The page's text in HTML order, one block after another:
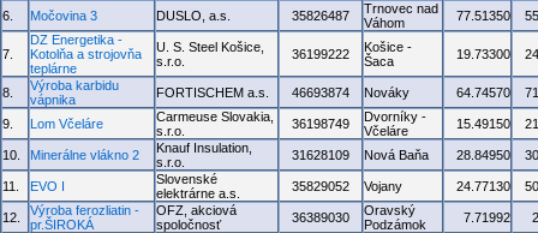
6. Močovina 3 DUSLO, a.s. 35826487
Trnovec nad
Váhom
77.51350
7.
DZ Energetika -
Kotolňa a strojovňa
teplárne
U. S. Steel Košice,
s.r.o.
36199222
Košice -
Šaca
19.73300
8.
Výroba karbidu
vápnika
FORTISCHEM a.s. 46693874 Nováky 64.74570
9. Lom Včeláre
Carmeuse Slovakia,
s.r.o.
36198749
Dvorníky -
Včeláre
15.49150
10. Minerálne vlákno 2
Knauf Insulation,
s.r.o.
31628109 Nová Baňa 28.84950
11. EVO I
Slovenské
elektrárne a.s.
35829052 Vojany 24.77130
12.
Výroba ferozliatin -
pr.ŠIROKÁ
OFZ, akciová
spoločnosť
36389030
Oravský
Podzámok
7.71992